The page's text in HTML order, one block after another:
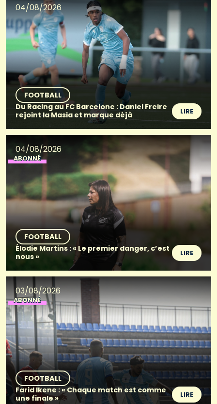
04/08/2026
FOOTBALL
Du Racing au FC Barcelone : Daniel Freire
rejoint la Masia et marque déjà
LIRE
04/08/2026
ABONNÉ
FOOTBALL
Élodie Martins : « Le premier danger, c’est
nous »
LIRE
03/08/2026
ABONNÉ
FOOTBALL
Farid Ikene : « Chaque match est comme
une finale »
LIRE